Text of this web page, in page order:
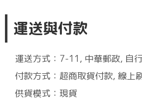
運送與付款
運送方式：7-11, 中華郵政, 自
付款方式：超商取貨付款, 線上
供貨模式：現貨